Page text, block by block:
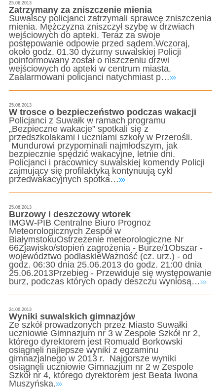
25.06.2013
Zatrzymany za zniszczenie mienia
Suwalscy policjanci zatrzymali sprawcę zniszczenia
mienia. Mężczyzna zniszczył szybę w drzwiach
wejściowych do apteki. Teraz za swoje
postępowanie odpowie przed sądem.Wczoraj,
około godz. 01.30 dyżurny suwalskiej Policji
poinformowany został o niszczeniu drzwi
wejściowych do apteki w centrum miasta.
Zaalarmowani policjanci natychmiast p…
25.06.2013
W trosce o bezpieczeństwo podczas wakacji
Policjanci z Suwałk w ramach programu
„Bezpieczne wakacje” spotkali się z
przedszkolakami i uczniami szkoły w Przerośli.
Mundurowi przypominali najmłodszym, jak
bezpiecznie spędzić wakacyjne, letnie dni.
Policjanci i pracownicy suwalskiej komendy Policji
zajmujący się profilaktyką kontynuują cykl
przedwakacyjnych spotka…
25.06.2013
Burzowy i deszczowy wtorek
IMGW-PIB Centralne Biuro Prognoz
Meteorologicznych Zespół w
BiałymstokuOstrzeżenie meteorologiczne Nr
66Zjawisko/stopień zagrożenia - Burze/1Obszar -
województwo podlaskieWażność (cz. urz.) - od
godz. 06:30 dnia 25.06.2013 do godz. 21:00 dnia
25.06.2013Przebieg - Przewiduje się występowanie
burz, podczas których opady deszczu wyniosą…
24.06.2013
Wyniki suwalskich gimnazjów
Ze szkół prowadzonych przez Miasto Suwałki
uczniowie Gimnazjum nr 3 w Zespole Szkół nr 2,
którego dyrektorem jest Romuald Borkowski
osiągnęli najlepsze wyniki z egzaminu
gimnazjalnego w 2013 r. Najgorsze wyniki
osiągnęli uczniowie Gimnazjum nr 2 w Zespole
Szkół nr 4, którego dyrektorem jest Beata Iwona
Muszyńska.